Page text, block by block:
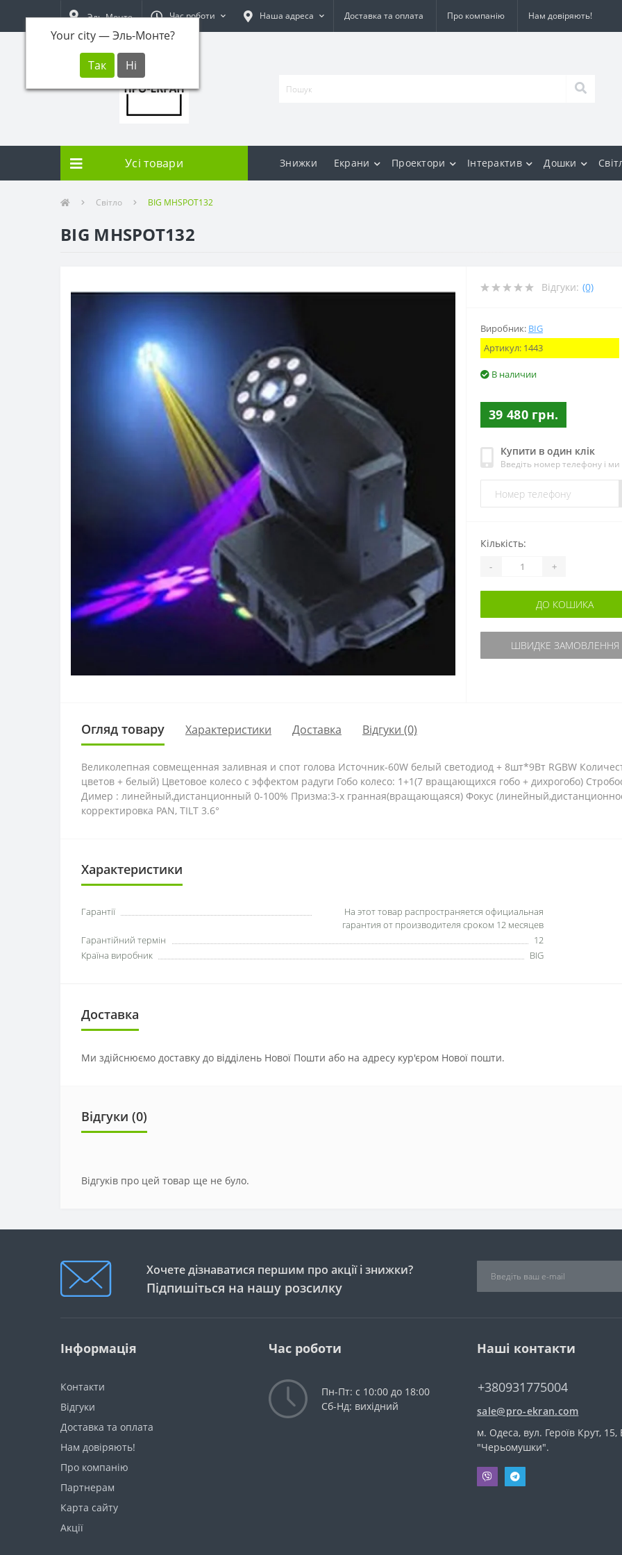
Эль-Монте
Your city —Эль-Монте?
Час роботи Наша адреса Доставка та оплата Про компанію Нам довіряють!
Усі товари Знижки Екрани Проектори Інтерактив Дошки
Світло BIG MHSPOT132
BIG MHSPOT132
Відгуки: (0)
Виробник: BIG
Артикул: 1443
В наличии
39 480 грн.
Купити в один клік
Введіть номер телефону і
Кількість:
- +
ДО КОШИКА
ШВИДКЕ ЗАМОВЛЕННЯ
Огляд товару Характеристики Доставка Відгуки (0)
Великолепная совмещенная заливная и спот голова Источник-60W белый светодиод + 8шт*9Вт RGBW
цветов + белый) Цветовое колесо с эффектом радуги Гобо колесо: 1+1(7 вращающихся гобо + дихрогобо)
Димер : линейный,дистанционный 0-100% Призма:3-х гранная(вращающаяся) Фокус
корректировка PAN, TILT 3.6°
Характеристики
Гарантії
На этот товар распространяется официальная
гарантия от производителя сроком 12 месяцев
Гарантійний термін
12
Країна виробник
BIG
Доставка
Ми здійснюємо доставку до відділень Нової Пошти або на адресу кур'єром Нової пошти.
Відгуки (0)
Відгуків про цей товар ще не було.
Хочете дізнаватися першим про акції і знижки?
Підпишіться на нашу розсилку
Інформація
Контакти
Відгуки
Доставка та оплата
Нам довіряють!
Про компанію
Партнерам
Карта сайту
Акції
Час роботи
Пн-Пт: с 10:00 до 18:00
Сб-Нд: вихідний
Наші контакти
+380931775004
sale@pro-ekran.com
м. Одеса, вул. Героїв Крут, 15,
"Черьомушки".